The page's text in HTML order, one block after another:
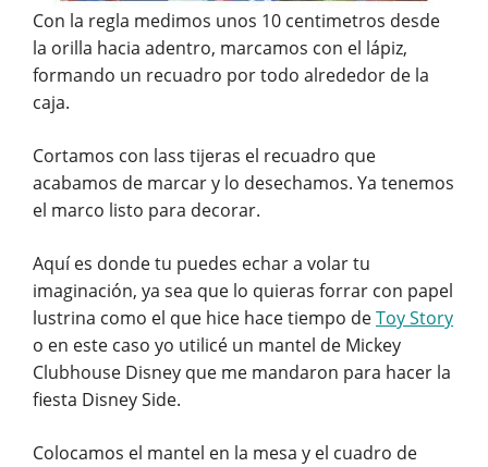
Con la regla medimos unos 10 centimetros desde
la orilla hacia adentro, marcamos con el lápiz,
formando un recuadro por todo alrededor de la
caja.
Cortamos con lass tijeras el recuadro que
acabamos de marcar y lo desechamos. Ya tenemos
el marco listo para decorar.
Aquí es donde tu puedes echar a volar tu
imaginación, ya sea que lo quieras forrar con papel
lustrina como el que hice hace tiempo deToy Story
o en este caso yo utilicé un mantel de Mickey
Clubhouse Disney que me mandaron para hacer la
fiesta Disney Side.
Colocamos el mantel en la mesa y el cuadro de